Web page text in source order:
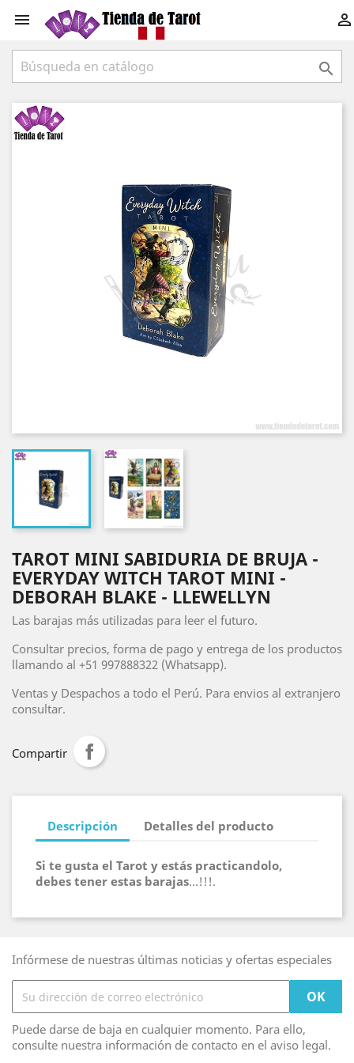
 

TAROT MINI SABIDURIA DE BRUJA -
EVERYDAY WITCH TAROT MINI -
DEBORAH BLAKE - LLEWELLYN
Las barajas más utilizadas para leer el futuro.
Consultar precios, forma de pago y entrega de los productos
llamando al +51 997888322 (Whatsapp).
Ventas y Despachos a todo el Perú. Para envios al extranjero
consultar.
Compartir
Descripción Detalles del producto
Si te gusta el Tarot y estás practicandolo,
debes tener estas barajas...!!!.
Infórmese de nuestras últimas noticias y ofertas especiales
Puede darse de baja en cualquier momento. Para ello,
consulte nuestra información de contacto en el aviso legal.